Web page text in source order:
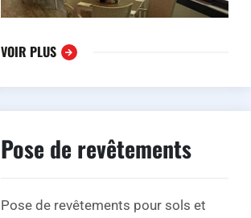
VOIR PLUS
Pose de revêtements
Pose de revêtements pour sols et